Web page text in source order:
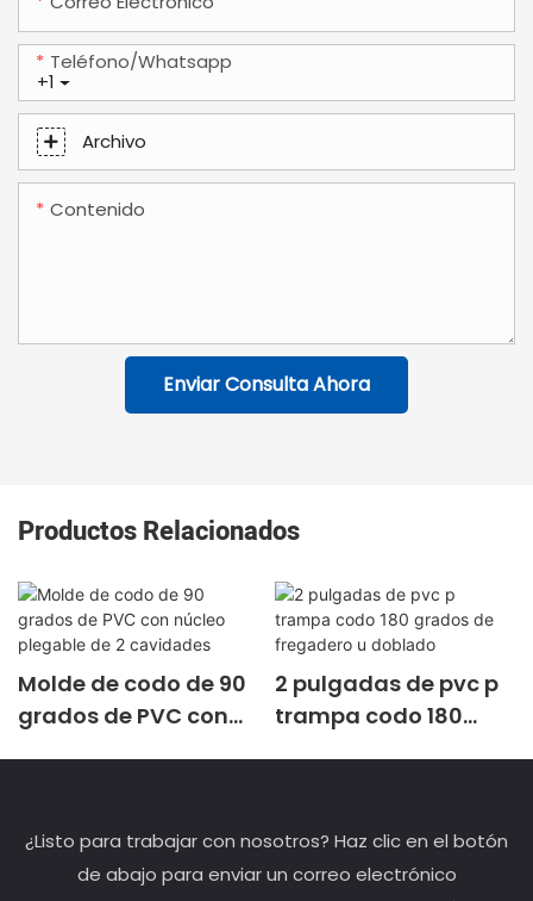
+1
Teléfono/whatsapp
Archivo
Contenido
Enviar Consulta Ahora
Productos Relacionados
Molde de codo de 90
grados de PVC con
2 pulgadas de pvc p
trampa codo 180
¿Listo para trabajar con nosotros? Haz clic en el botón
de abajo para enviar un correo electrónico